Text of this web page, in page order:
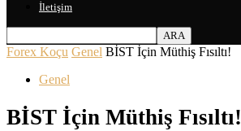
İletişim
Forex Koçu Genel BİST İçin Müthiş Fısıltı!
Genel
BİST İçin Müthiş Fısıltı!